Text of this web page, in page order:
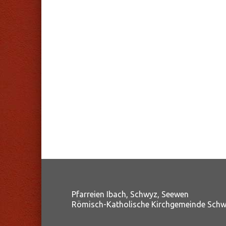
Pfarreien Ibach, Schwyz, Seewen
Römisch-Katholische Kirchgemeinde